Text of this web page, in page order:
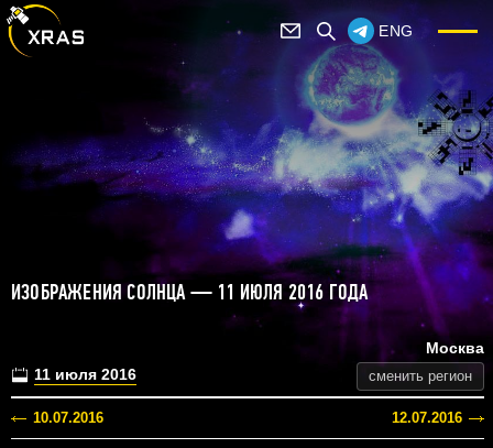
ENG
ИЗОБРАЖЕНИЯ СОЛНЦА — 11 ИЮЛЯ 2016 ГОДА
11 июля 2016
Москва
сменить регион
10.07.2016 12.07.2016